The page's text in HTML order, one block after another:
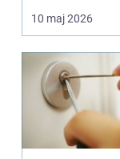
trädg&...
10 maj 2026